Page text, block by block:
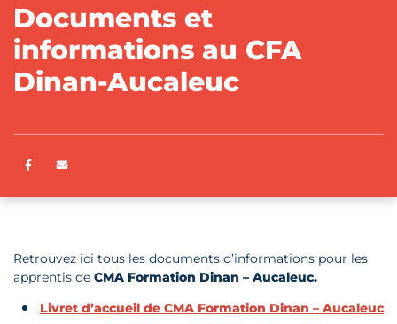
Documents et
informations au CFA
Dinan-Aucaleuc
Partager sur Facebook
Retrouvez ici tous les documents d’informations pour les
apprentis de CMA Formation Dinan – Aucaleuc.
Livret d’accueil de CMA Formation Dinan – Aucaleuc